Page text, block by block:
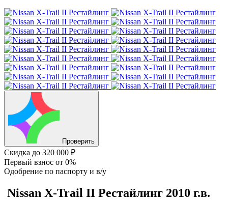
Проверить
Скидка до 320 000 ₽
Первый взнос от 0%
Одобрение по паспорту и в/у
Nissan X-Trail II Рестайлинг 2010 г.в.